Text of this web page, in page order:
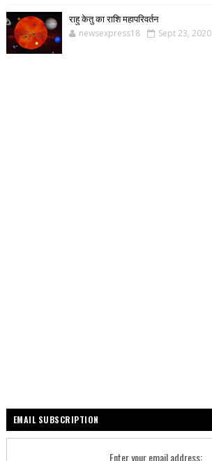
राहु केतु का राशि महापरिवर्तन
newsexpress18 Sept 23, 2020
EMAIL SUBSCRIPTION
Enter your email address: